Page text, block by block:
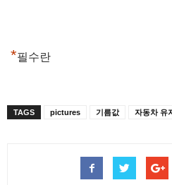
*필수란
TAGS pictures 기름값 자동차 유